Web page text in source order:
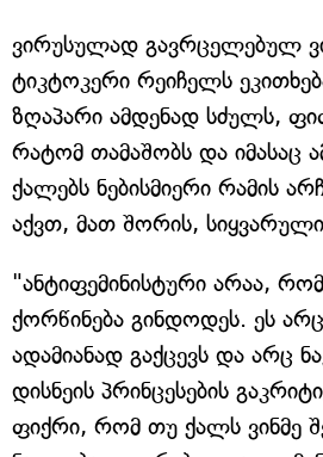
ვირუსულად გავრცელებულ
ტიკტოკერი რეიჩელს
ზღაპარი ამდენად სძულს,
რატომ თამაშობს და იმასაც
ქალებს ნებისმიერი რამის
აქვთ, მათ შორის,
"ანტიფემინისტური არაა,
ქორწინება გინდოდეს. ეს
ადამიანად გაქცევს და არც
დისნეის პრინცესების
ფიქრი, რომ თუ ქალს ვინმე